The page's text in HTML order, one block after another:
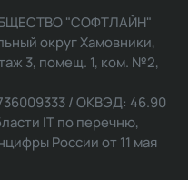
"СОФТЛАЙН"
округ Хамовники,
3, помещ. 1, ком. №2,
/ ОКВЭД: 46.90
IT по перечню,
России от 11 мая